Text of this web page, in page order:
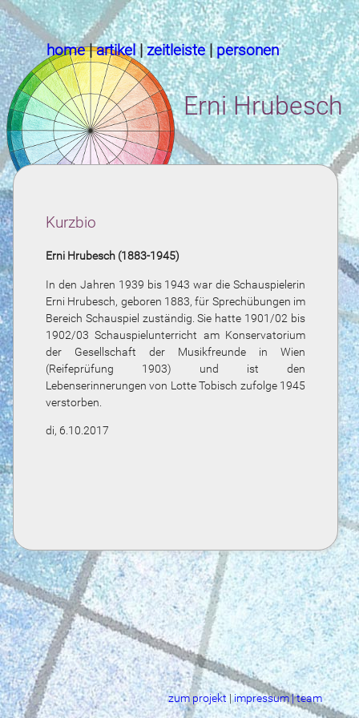
home|artikel|zeitleiste|personen
Erni Hrubesch
Kurzbio
Erni Hrubesch (1883-1945)
In den Jahren 1939 bis 1943 war die Schauspielerin
Erni Hrubesch, geboren 1883, für Sprechübungen im
Bereich Schauspiel zuständig. Sie hatte 1901/02 bis
1902/03 Schauspielunterricht am Konservatorium
der Gesellschaft der Musikfreunde in Wien
(Reifeprüfung 1903) und ist den
Lebenserinnerungen von Lotte Tobisch zufolge 1945
verstorben.
di, 6.10.2017
zum projekt|impressum | team